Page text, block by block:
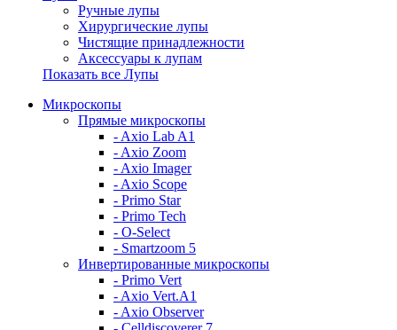
Ручные лупы
Хирургические лупы
Чистящие принадлежности
Аксессуары к лупам
Показать все Лупы
Микроскопы
Прямые микроскопы
- Axio Lab A1
- Axio Zoom
- Axio Imager
- Axio Scope
- Primo Star
- Primo Tech
- O-Select
- Smartzoom 5
Инвертированные микроскопы
- Primo Vert
- Axio Vert.A1
- Axio Observer